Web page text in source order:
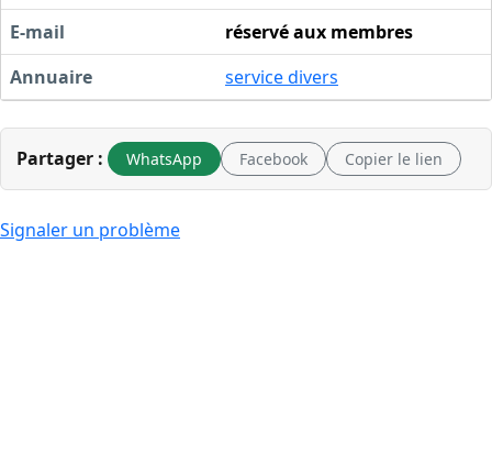
E-mail
réservé aux membres
Annuaire
service divers
Partager : WhatsApp Facebook Copier le lien
Signaler un problème